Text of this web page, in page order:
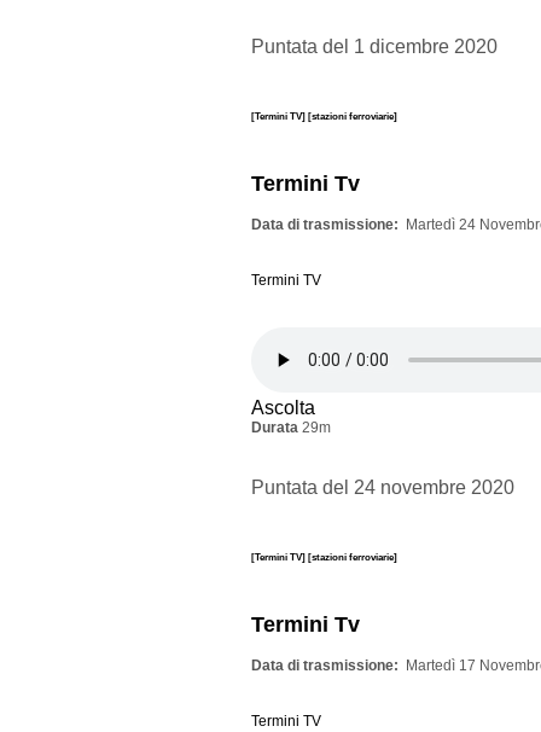
Puntata del 1 dicembre 2020
[Termini TV] [stazioni ferroviarie]
Termini Tv
Data di trasmissione Martedì 24
Termini TV
Ascolta
Durata 29m
Puntata del 24 novembre 2020
[Termini TV] [stazioni ferroviarie]
Termini Tv
Data di trasmissione Martedì 17
Termini TV